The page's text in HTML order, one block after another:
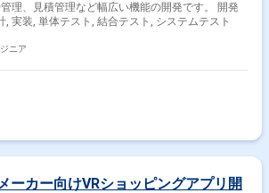
、見積管理など幅広い機能の開発です。 開発
, 実装, 単体テスト, 結合テスト, システムテスト
ニア
ーカー向けVRショッピングアプリ開